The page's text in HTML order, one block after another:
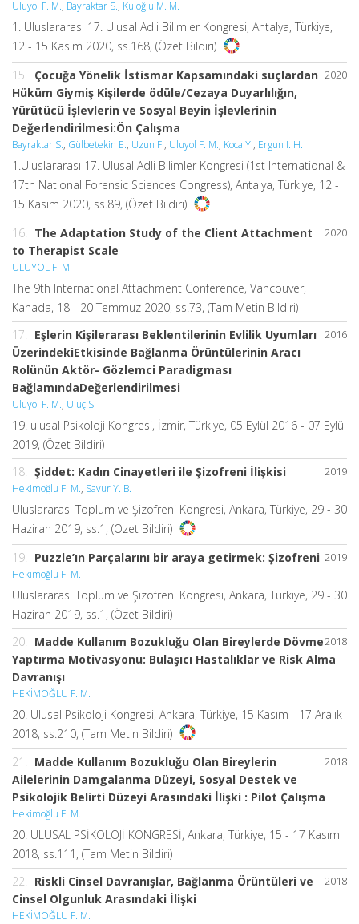
Uluyol F. M., Bayraktar S., Kuloğlu M. M.
1. Uluslararası 17. Ulusal Adli Bilimler Kongresi, Antalya, Türkiye,
12 - 15 Kasım 2020, ss.168, (Özet Bildiri)
2020
15. Çocuğa Yönelik İstismar Kapsamındaki suçlardan
Hüküm Giymiş Kişilerde ödüle/Cezaya Duyarlılığın,
Yürütücü İşlevlerin ve Sosyal Beyin İşlevlerinin
Değerlendirilmesi:Ön Çalışma
Bayraktar S., Gülbetekin E., Uzun F., Uluyol F. M., Koca Y., Ergun I. H.
1.Uluslararası 17. Ulusal Adli Bilimler Kongresi (1st International &
17th National Forensic Sciences Congress), Antalya, Türkiye, 12 -
15 Kasım 2020, ss.89, (Özet Bildiri)
2020
16.
The Adaptation Study of the Client Attachment
to Therapist Scale
ULUYOL F. M.
The 9th International Attachment Conference, Vancouver,
Kanada, 18 - 20 Temmuz 2020, ss.73, (Tam Metin Bildiri)
2016
17.
Eşlerin Kişilerarası Beklentilerinin Evlilik Uyumları
ÜzerindekiEtkisinde Bağlanma Örüntülerinin Aracı
Rolünün Aktör- Gözlemci Paradigması
BağlamındaDeğerlendirilmesi
Uluyol F. M., Uluç S.
19. ulusal Psikoloji Kongresi, İzmir, Türkiye, 05 Eylül 2016 - 07 Eylül
2019, (Özet Bildiri)
2019
18. Şiddet: Kadın Cinayetleri ile Şizofreni İlişkisi
Hekimoğlu F. M., Savur Y. B.
Uluslararası Toplum ve Şizofreni Kongresi, Ankara, Türkiye, 29 - 30
Haziran 2019, ss.1, (Özet Bildiri)
2019
19. Puzzle’ın Parçalarını bir araya getirmek: Şizofreni
Hekimoğlu F. M.
Uluslararası Toplum ve Şizofreni Kongresi, Ankara, Türkiye, 29 - 30
Haziran 2019, ss.1, (Özet Bildiri)
2018
20.
Madde Kullanım Bozukluğu Olan Bireylerde Dövme
Yaptırma Motivasyonu: Bulaşıcı Hastalıklar ve Risk Alma
Davranışı
HEKİMOĞLU F. M.
20. Ulusal Psikoloji Kongresi, Ankara, Türkiye, 15 Kasım - 17 Aralık
2018, ss.210, (Tam Metin Bildiri)
2018
21. Madde Kullanım Bozukluğu Olan Bireylerin
Ailelerinin Damgalanma Düzeyi, Sosyal Destek ve
Psikolojik Belirti Düzeyi Arasındaki İlişki : Pilot Çalışma
Hekimoğlu F. M.
20. ULUSAL PSİKOLOJİ KONGRESİ, Ankara, Türkiye, 15 - 17 Kasım
2018, ss.111, (Tam Metin Bildiri)
2018
22. Riskli Cinsel Davranışlar, Bağlanma Örüntüleri ve
Cinsel Olgunluk Arasındaki İlişki
HEKİMOĞLU F. M.